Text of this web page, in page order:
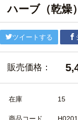
ハーブ（乾燥
ツイートする
販売価格：
在庫 15